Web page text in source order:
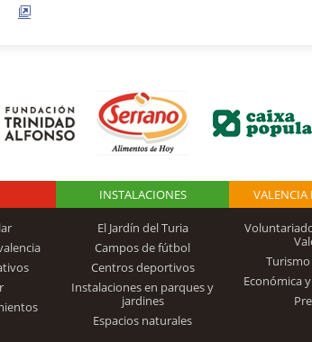
Alfonso
INSTALACIONES
El Jardín del Turia
Campos de fútbol
Centros deportivos
Instalaciones en parques y
jardines
Espacios naturales
VALENCIA
Económica